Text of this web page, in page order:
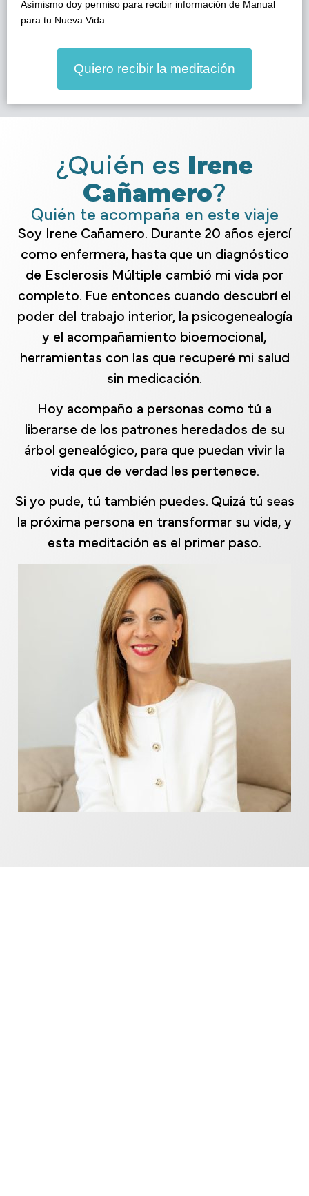
Asímismo doy permiso para recibir información de Manual
para tu Nueva Vida.
Quiero recibir la meditación
¿Quién es Irene
Cañamero?
Quién te acompaña en este viaje
Soy Irene Cañamero. Durante 20 años ejercí
como enfermera, hasta que un diagnóstico
de Esclerosis Múltiple cambió mi vida por
completo. Fue entonces cuando descubrí el
poder del trabajo interior, la psicogenealogía
y el acompañamiento bioemocional,
herramientas con las que recuperé mi salud
sin medicación.
Hoy acompaño a personas como tú a
liberarse de los patrones heredados de su
árbol genealógico, para que puedan vivir la
vida que de verdad les pertenece.
Si yo pude, tú también puedes. Quizá tú seas
la próxima persona en transformar su vida, y
esta meditación es el primer paso.